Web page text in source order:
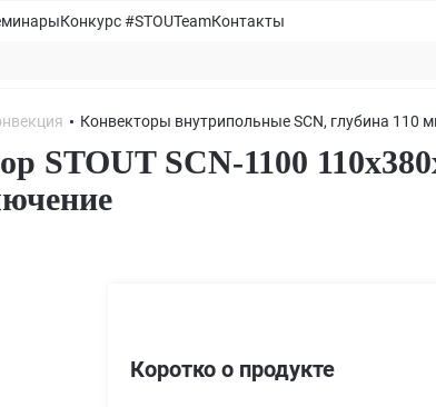
Конкурс #STOUTeamКонтакты
Конвекторы внутрипольные SCN, глубина 110
STOUT SCN-1100
Коротко о продукте